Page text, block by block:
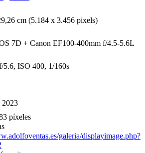
cm (5.184 x 3.456 pixels)
7D + Canon EF100-400mm f/4.5-5.6L
5.6, ISO 400, 1/160s
2023
píxeles
galeria/displayimage.php?